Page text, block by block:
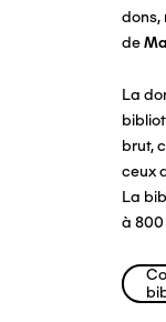
dons,
de
La
brut,
ceux
La
à 800